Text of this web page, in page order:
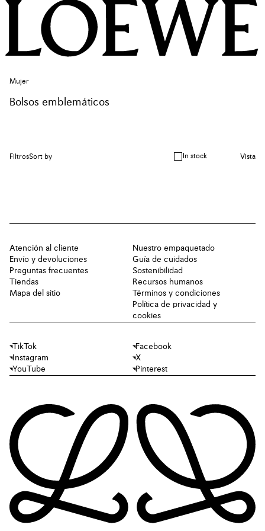
Mujer
Bolsos emblemáticos
FiltrosSort by In stock Vista
Atención al cliente
Envío y devoluciones
Preguntas frecuentes
Tiendas
Mapa del sitio
Nuestro empaquetado
Guía de cuidados
Sostenibilidad
Recursos humanos
Términos y condiciones
Política de privacidad y
cookies
TikTok
Facebook
Instagram
X
YouTube
Pinterest